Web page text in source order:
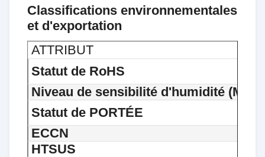
Classifications environnementales
et d'exportation
ATTRIBUT
Statut de RoHS
Niveau de sensibilité d'humidité (MSL)
Statut de PORTÉE
ECCN
HTSUS